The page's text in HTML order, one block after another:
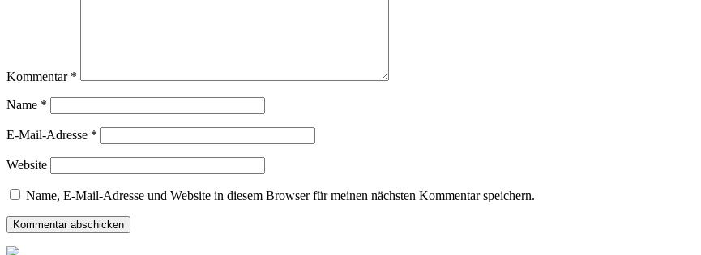
Kommentar *
Name *
E-Mail-Adresse *
Website
Name, E-Mail-Adresse und Website in diesem Browser für meinen nächsten Kommentar speichern.